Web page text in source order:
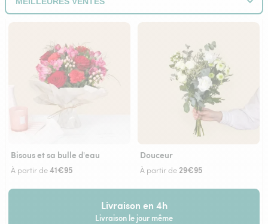
Bisous et sa bulle d'eau
À partir de41€95
Douceur
À partir de29€95
Livraison en 4h
Livraison le jour même